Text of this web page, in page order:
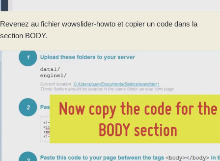
Revenez au fichier wowslider-howto et copier un code dans la
section BODY.